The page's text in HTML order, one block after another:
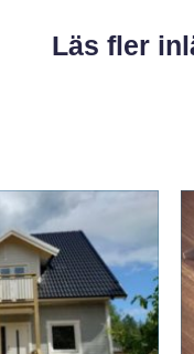
Läs fler